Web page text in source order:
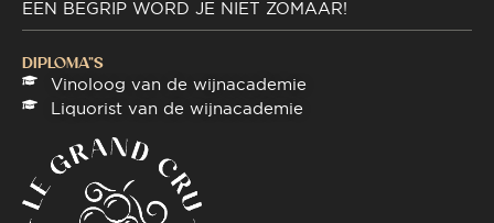
EEN BEGRIP WORD JE NIET ZOMAAR!
DIPLOMA"S
Vinoloog van de wijnacademie
Liquorist van de wijnacademie